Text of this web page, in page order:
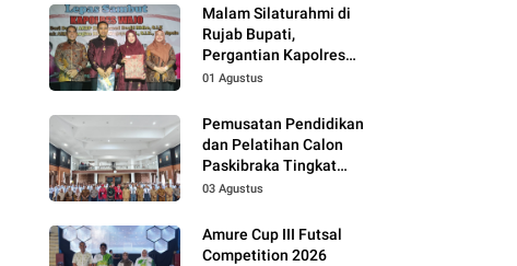
Malam Silaturahmi di
Rujab Bupati,
Pergantian Kapolres
Wajo Jadi Momentum
01 Agustus
Pemusatan Pendidikan
dan Pelatihan Calon
Paskibraka Tingkat
Kabupaten Tahun 2026
03 Agustus
Amure Cup III Futsal
Competition 2026